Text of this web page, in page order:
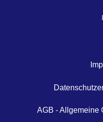
AGB - Allgemeine